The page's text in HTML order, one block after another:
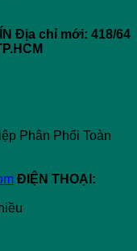
Địa chỉ mới: 418/64
Phân Phối Toàn
ĐIỆN THOẠI: